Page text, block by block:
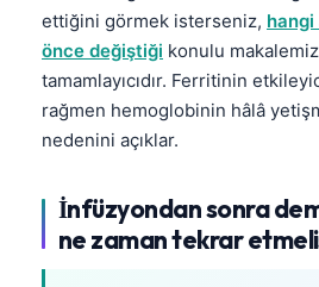
ettiğini görmek isterseniz,
önce değiştiği konulu
tamamlayıcıdır. Ferritinin
rağmen hemoglobinin hâlâ
nedenini açıklar.
İnfüzyondan sonra
ne zaman tekrar